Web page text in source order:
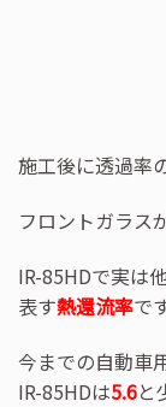
施工後に透過率
フロントガラス
IR-85HDで実は
表す熱還流率で
今までの自動車
IR-85HDは5.6と